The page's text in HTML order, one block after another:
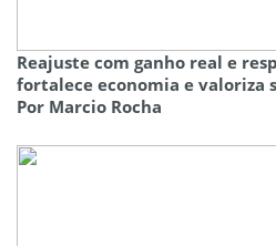
Reajuste com ganho real e
fortalece economia e valoriza
Por Marcio Rocha